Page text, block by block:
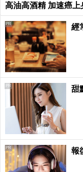
高油高酒精 加速癌上
經
PR
甜
PR
報
PR